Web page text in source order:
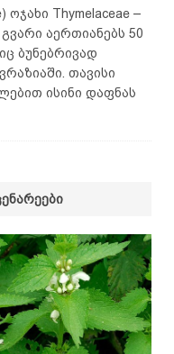
ოჯახი Thymelaceae –
აერთიანებს 50
ბუნებრივად
თავისი
ისინი დაფნას